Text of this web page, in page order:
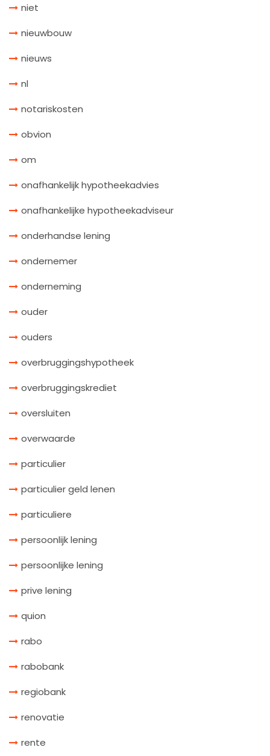
niet
nieuwbouw
nieuws
nl
notariskosten
obvion
om
onafhankelijk hypotheekadvies
onafhankelijke hypotheekadviseur
onderhandse lening
ondernemer
onderneming
ouder
ouders
overbruggingshypotheek
overbruggingskrediet
oversluiten
overwaarde
particulier
particulier geld lenen
particuliere
persoonlijk lening
persoonlijke lening
prive lening
quion
rabo
rabobank
regiobank
renovatie
rente